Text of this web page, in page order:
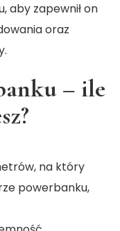
aby zapewnił on
oraz
– ile
na który
powerbanku,